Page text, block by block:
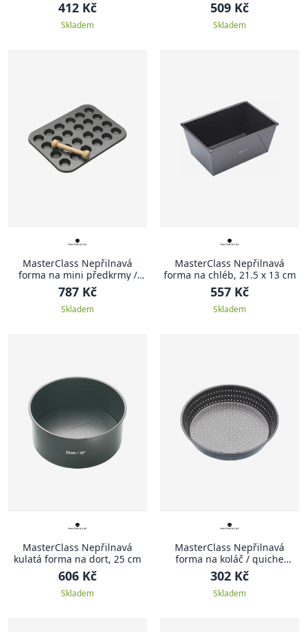
412 Kč
Skladem
509 Kč
Skladem
MasterClass Nepřilnavá
forma na mini předkrmy /
dezerty, s tloučkem, 35 x 27
cm
787 Kč
Skladem
MasterClass Nepřilnavá
forma na chléb, 21.5 x 13 cm
557 Kč
Skladem
MasterClass Nepřilnavá
kulatá forma na dort, 25 cm
606 Kč
Skladem
MasterClass Nepřilnavá
forma na koláč / quiche
perforovaná, 23 x 5 cm
302 Kč
Skladem